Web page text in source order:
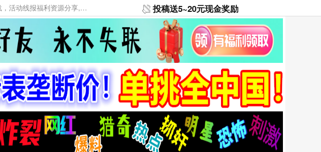
本网站提供资源工具下载，大老表资源工具，大表哥资源网软件工具，大老表资源下载，活动线报福利资源分享,活动线报，大型网游经典游戏，网络热门技术游戏辅助交流与分享。 投稿送5~20元现金奖励